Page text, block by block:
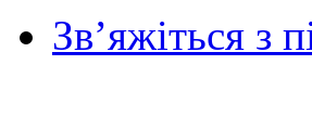
Зв’яжіться з